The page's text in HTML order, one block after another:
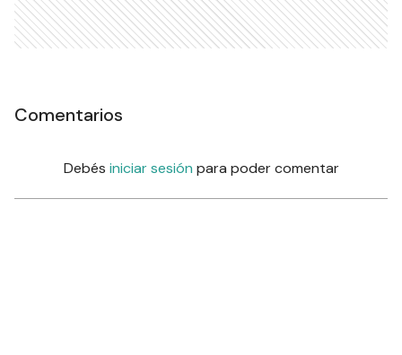
Comentarios
Debés iniciar sesión para poder comentar